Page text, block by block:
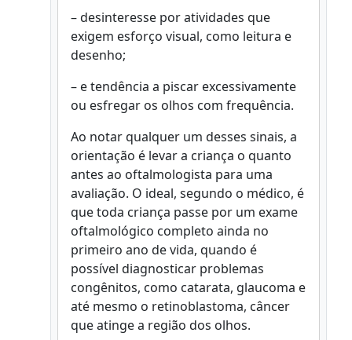
– desinteresse por atividades que
exigem esforço visual, como leitura e
desenho;
– e tendência a piscar excessivamente
ou esfregar os olhos com frequência.
Ao notar qualquer um desses sinais, a
orientação é levar a criança o quanto
antes ao oftalmologista para uma
avaliação. O ideal, segundo o médico, é
que toda criança passe por um exame
oftalmológico completo ainda no
primeiro ano de vida, quando é
possível diagnosticar problemas
congênitos, como catarata, glaucoma e
até mesmo o retinoblastoma, câncer
que atinge a região dos olhos.